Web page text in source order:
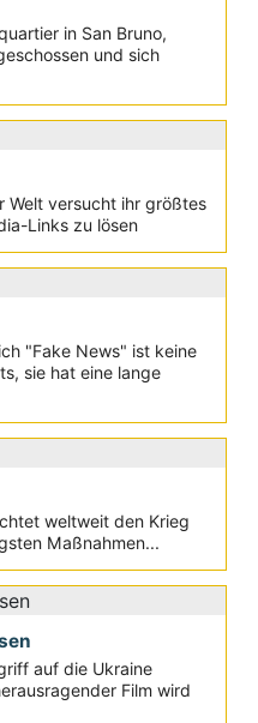
in San Bruno,
und sich
Welt versucht ihr größtes
Links zu lösen
"Fake News" ist keine
sie hat eine lange
weltweit den Krieg
Maßnahmen...
auf die Ukraine
Film wird